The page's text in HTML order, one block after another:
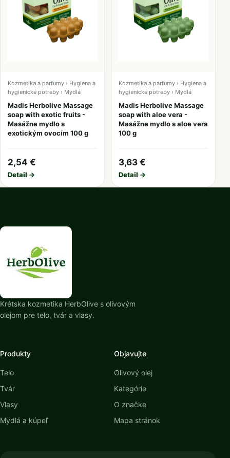
Kozmetika a parfumy › Hygiena a
hygienické potreby › Mydlá
Madis Herbolive Massage
soap with exotic fruits -
Masážne mydlo s
exotickým ovocím 100 g
2,54 €
Detail →
Kozmetika a parfumy › Hygiena a
hygienické potreby › Mydlá
Madis Herbolive Massage
soap with aloe vera -
Masážne mydlo s aloe vera
100 g
3,63 €
Detail →
Krétska kozmetika HerbOlive s olivovým
olejom pre telo, tvár a vlasy.
Produkty
Telo
Tvár
Vlasy
Mydlá a kúpeľ
Objavujte
Olivový olej
Kategórie
O značke
Mapa stránok